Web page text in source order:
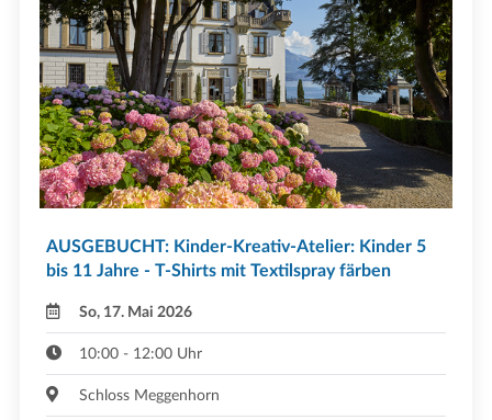
AUSGEBUCHT: Kinder-Kreativ-Atelier: Kinder 5
bis 11 Jahre - T-Shirts mit Textilspray färben
So, 17. Mai 2026
10:00 - 12:00 Uhr
Schloss Meggenhorn